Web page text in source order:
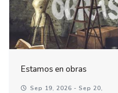
Estamos en obras
Sep 19, 2026 - Sep 20,